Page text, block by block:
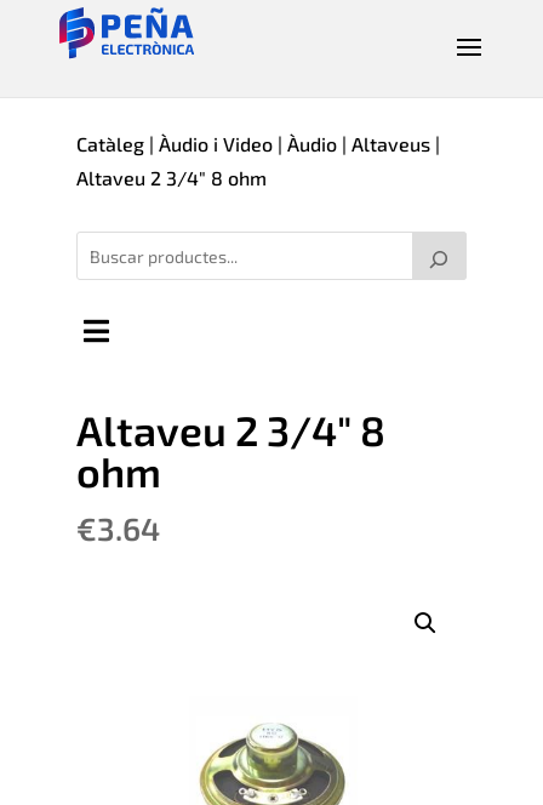
Catàleg| Àudio i Video| Àudio| Altaveus|
Altaveu 2 3/4″ 8 ohm
Altaveu 2 3/4″ 8
ohm
€3.64